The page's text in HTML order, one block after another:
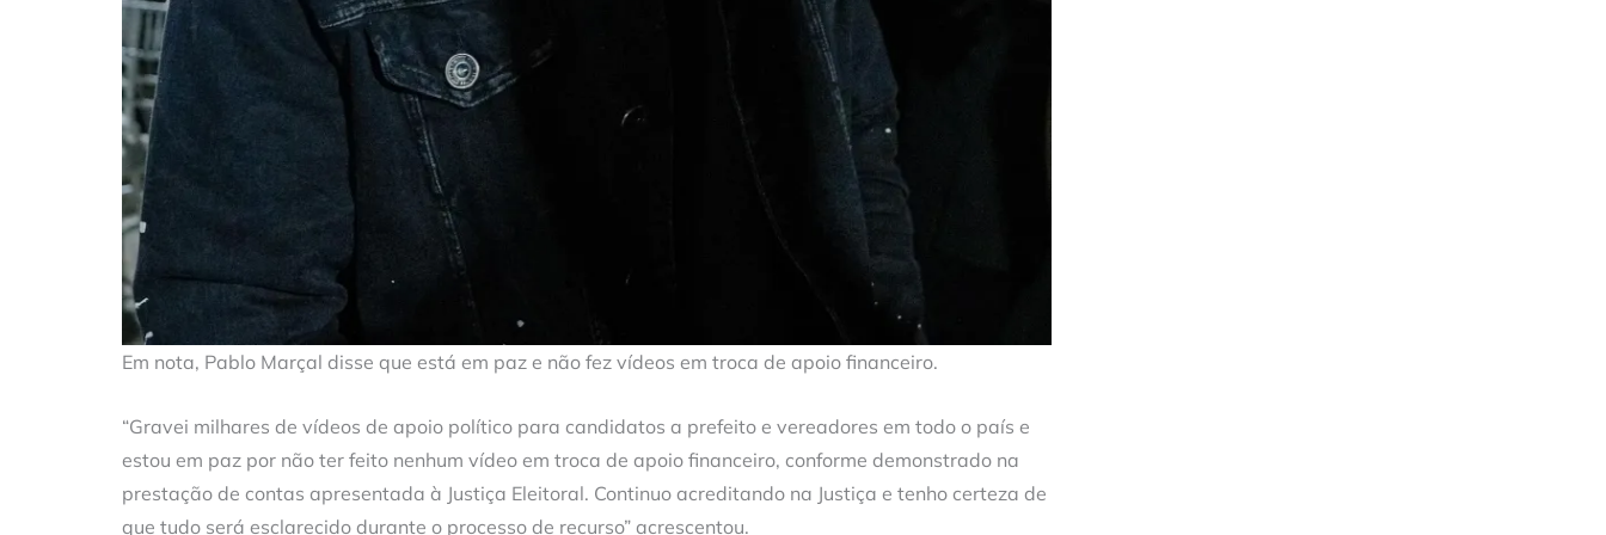
Em nota, Pablo Marçal disse que está em paz e não fez vídeos em troca de apoio financeiro.
“Gravei milhares de vídeos de apoio político para candidatos a prefeito e vereadores em todo o país e
estou em paz por não ter feito nenhum vídeo em troca de apoio financeiro, conforme demonstrado na
prestação de contas apresentada à Justiça Eleitoral. Continuo acreditando na Justiça e tenho certeza de
que tudo será esclarecido durante o processo de recurso” acrescentou.